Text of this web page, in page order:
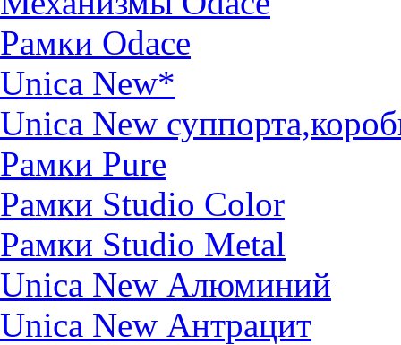
Рамки Odace
Unica New*
Unica New
Рамки Pure
Рамки Studio Color
Рамки Studio Metal
Unica New Алюминий
Unica New Антрацит